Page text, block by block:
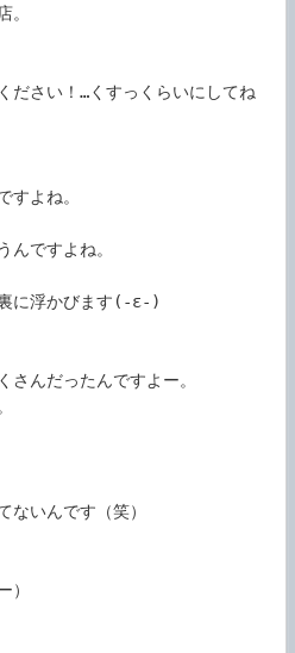
。
ださい！…くすっくらいにしてね
すよね。
んですよね。
に浮かびます(-ε-)
さんだったんですよー。
ないんです（笑）
）